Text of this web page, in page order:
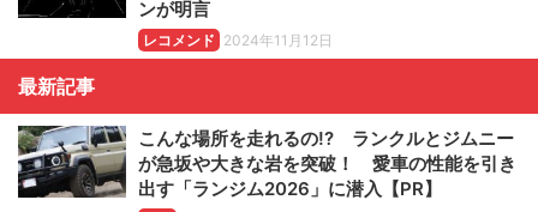
ンが明言
レコメンド 2024年11月12日
最新記事
こんな場所を走れるの!? ランクルとジムニー
が急坂や大きな岩を突破！ 愛車の性能を引き
出す「ランジム2026」に潜入【PR】